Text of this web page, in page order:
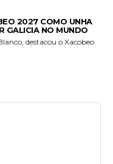
2027 COMO UNHA
GALICIA NO MUNDO
destacou o Xacobeo